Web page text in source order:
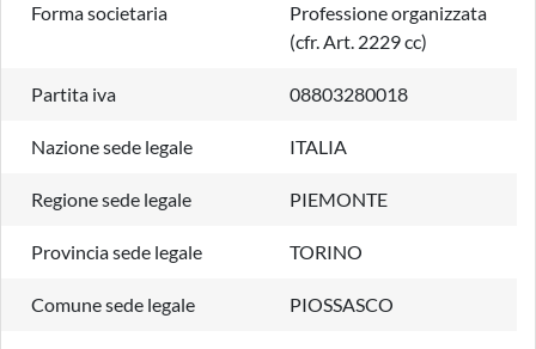
Forma societaria
Professione organizzata
(cfr. Art. 2229 cc)
Partita iva 08803280018
Nazione sede legale ITALIA
Regione sede legale PIEMONTE
Provincia sede legale TORINO
Comune sede legale PIOSSASCO